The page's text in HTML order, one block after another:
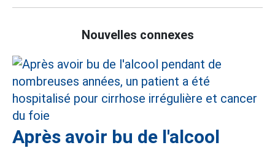
Nouvelles connexes
Après avoir bu de l'alcool